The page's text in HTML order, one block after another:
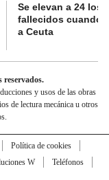
Se elevan a 24 los
fallecidos cuando
a Ceuta
reservados.
y usos de las obras
de lectura mecánica u otros
Política de cookies
W
Teléfonos